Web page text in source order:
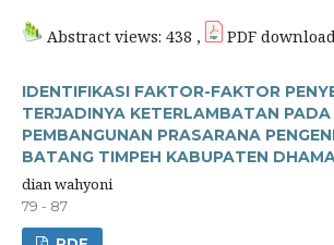
Abstract views: 438 , PDF
IDENTIFIKASI FAKTOR-FAKTOR
TERJADINYA KETERLAMBATAN PADA
PEMBANGUNAN PRASARANA
BATANG TIMPEH KABUPATEN
dian wahyoni
79 - 87